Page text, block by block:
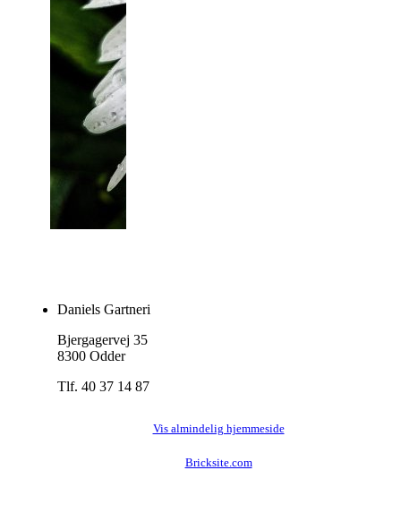
Daniels Gartneri
Bjergagervej 35
8300 Odder
Tlf. 40 37 14 87
Vis almindelig hjemmeside
Bricksite.com